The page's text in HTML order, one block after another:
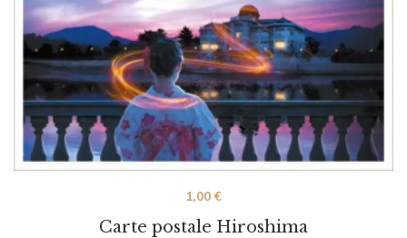
Carte postale Hiroshima
1,00€